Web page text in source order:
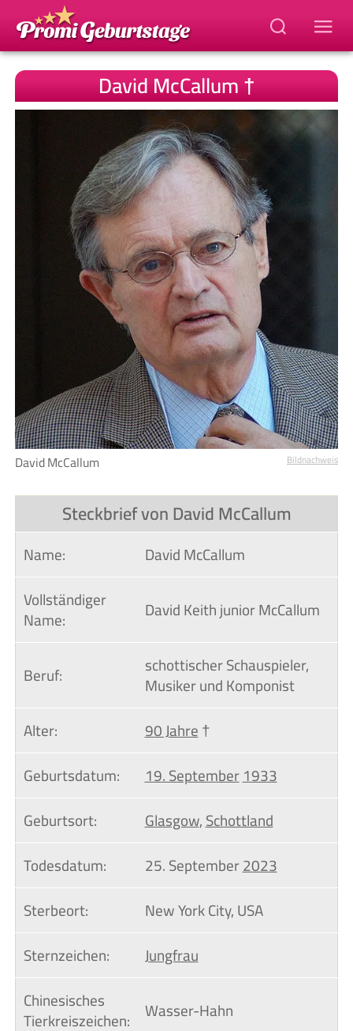
David McCallum †
David McCallum Bildnachweis
Steckbrief von David McCallum
Name:
David McCallum
Vollständiger
Name: David Keith junior McCallum
Beruf: schottischer Schauspieler,
Musiker und Komponist
Alter:
90 Jahre†
Geburtsdatum:
19. September1933
Geburtsort:
Glasgow,Schottland
Todesdatum:
25. September2023
Sterbeort:
New York City, USA
Sternzeichen:
Jungfrau
Chinesisches
Tierkreiszeichen: Wasser-Hahn